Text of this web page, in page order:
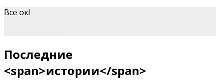
Все ок!
Последние
<span>истории</span>